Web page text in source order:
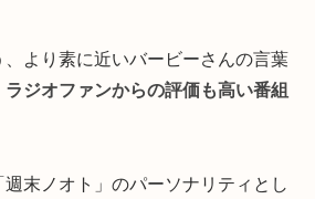
より素に近いバービーさんの言葉
ラジオファンからの評価も高い番組
末ノオト」のパーソナリティとし